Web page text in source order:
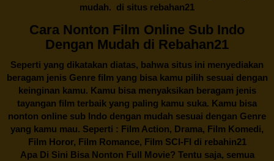
mudah. di situs rebahan21
Cara Nonton Film Online Sub Indo
Dengan Mudah di Rebahan21
Seperti yang dikatakan diatas, bahwa situs ini menyediakan
beragam jenis Genre film yang bisa kamu pilih sesuai dengan
keinginan kamu. Kamu bisa menyaksikan beragam jenis
tayangan film terbaik yang paling kamu suka. Kamu bisa
nonton online sub Indo dengan mudah sesuai dengan Genre
yang kamu mau. Seperti : Film Action, Drama, Film Komedi,
Film Horor, Film Romance, Film SCI-FI di rebahin21
Apa Di Sini Bisa Nonton Full Movie? Tentu saja, semua